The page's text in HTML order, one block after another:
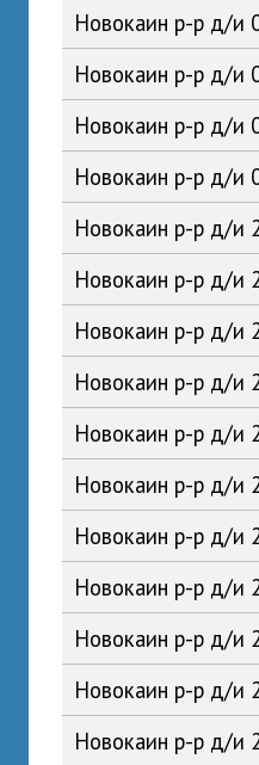
Новокаин р-р д/и
Новокаин р-р д/и
Новокаин р-р д/и
Новокаин р-р д/и
Новокаин р-р д/и
Новокаин р-р д/и
Новокаин р-р д/и
Новокаин р-р д/и
Новокаин р-р д/и
Новокаин р-р д/и
Новокаин р-р д/и
Новокаин р-р д/и
Новокаин р-р д/и
Новокаин р-р д/и
Новокаин р-р д/и